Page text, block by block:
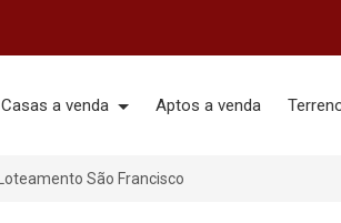
Casas a venda Aptos a venda
Loteamento São Francisco